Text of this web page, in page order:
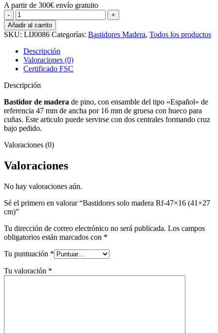
A partir de 300€ envío gratuito
Bastidores
solo
madera
Rf-
47x16
(41x27
cm)
cantidad
Añadir al carrito
SKU: LIJ0086 Categorías: Bastidores Madera, Todos los productos
Descripción
Valoraciones (0)
Certificado FSC
Descripción
Bastidor de madera de pino, con ensamble del tipo «Español» de
referencia 47 mm de ancha por 16 mm de gruesa con hueco para
cuñas. Este articulo puede servirse con dos centrales formando cruz
bajo pedido.
Valoraciones (0)
Valoraciones
No hay valoraciones aún.
Sé el primero en valorar “Bastidores solo madera Rf-47×16 (41×27
cm)”
Tu dirección de correo electrónico no será publicada. Los campos
obligatorios están marcados con *
Tu puntuación *
Tu valoración *